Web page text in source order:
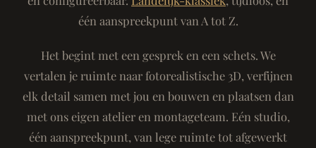
één aanspreekpunt van A tot Z.
Het begint met een gesprek en een schets. We
vertalen je ruimte naar fotorealistische 3D, verfijnen
elk detail samen met jou en bouwen en plaatsen dan
met ons eigen atelier en montageteam. Eén studio,
één aanspreekpunt, van lege ruimte tot afgewerkt